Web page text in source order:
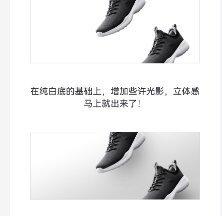
在纯白底的基础上，增加些许光影，立体感
马上就出来了！